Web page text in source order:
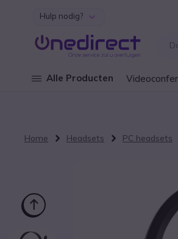
Ga naar de inhoud
Hulp nodig?
Alle Producten
Home Headsets PC headsets